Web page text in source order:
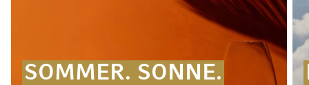
SOMMER. SONNE.